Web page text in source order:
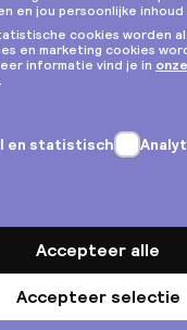
Privacy & cookies
Algemene